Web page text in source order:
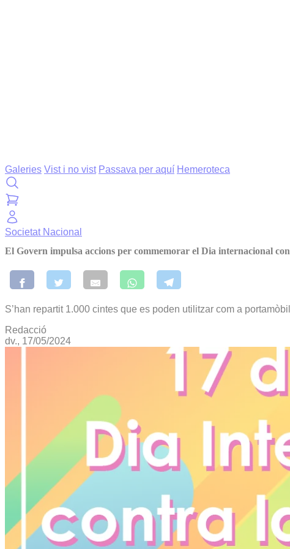
Galeries Vist i no vist Passava per aquí Hemeroteca
Societat Nacional
El Govern impulsa accions per commemorar el Dia internacional
S’han repartit 1.000 cintes que es poden utilitzar com a
Redacció
dv., 17/05/2024